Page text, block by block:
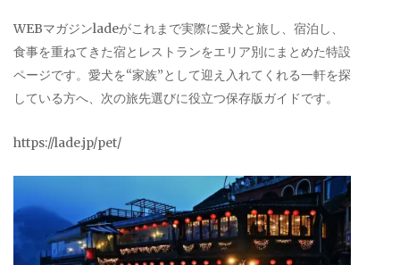
WEBマガジンladeがこれまで実際に愛犬と旅し、宿泊し、
食事を重ねてきた宿とレストランをエリア別にまとめた特設
ページです。愛犬を“家族”として迎え入れてくれる一軒を探
している方へ、次の旅先選びに役立つ保存版ガイドです。
https://lade.jp/pet/